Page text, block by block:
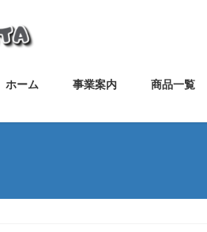
ホーム 事業案内 商品一覧